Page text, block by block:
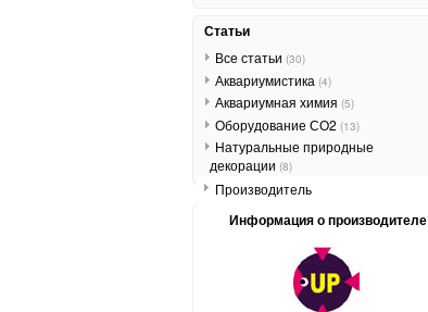
Статьи
Все статьи (30)
Аквариумистика (4)
Аквариумная химия (5)
Оборудование СО2 (13)
Натуральные природные
декорации (8)
Производитель
Информация о производителе